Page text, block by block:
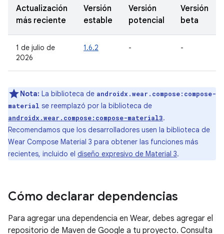
Actualización
más reciente
Versión
estable
Versión
potencial
Versión
beta
1 de julio de
2026
1.6.2 - -
Nota: La biblioteca de androidx.wear.compose:compose-
material se reemplazó por la biblioteca de
androidx.wear.compose:compose-material3.
Recomendamos que los desarrolladores usen la biblioteca de
Wear Compose Material 3 para obtener las funciones más
recientes, incluido el diseño expresivo de Material 3.
Cómo declarar dependencias
Para agregar una dependencia en Wear, debes agregar el
repositorio de Maven de Google a tu proyecto. Consulta